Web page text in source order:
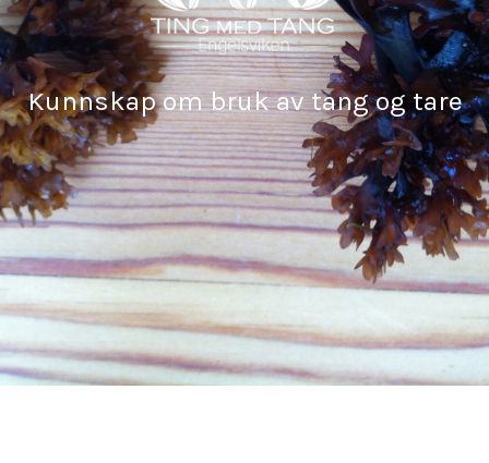
Kunnskap om bruk av tang og tare